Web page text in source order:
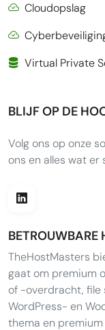
Cloudopslag
Virtual Private
BLIJF OP DE
Volg ons op onze
ons en alles wat er
BETROUWBARE
TheHostMasters
gaat om premium
of -overdracht, file
WordPress- en
thema en